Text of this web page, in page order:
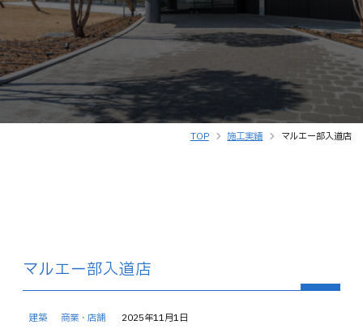
TOP 施工実績 マルエー部入道店
マルエー部入道店
建築 商業・店舗 2025年11月1日